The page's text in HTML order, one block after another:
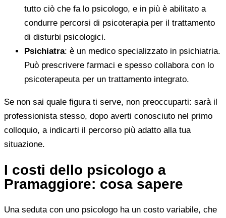
tutto ciò che fa lo psicologo, e in più è abilitato a
condurre percorsi di psicoterapia per il trattamento
di disturbi psicologici.
Psichiatra: è un medico specializzato in psichiatria.
Può prescrivere farmaci e spesso collabora con lo
psicoterapeuta per un trattamento integrato.
Se non sai quale figura ti serve, non preoccuparti: sarà il
professionista stesso, dopo averti conosciuto nel primo
colloquio, a indicarti il percorso più adatto alla tua
situazione.
I costi dello psicologo a
Pramaggiore: cosa sapere
Una seduta con uno psicologo ha un costo variabile, che